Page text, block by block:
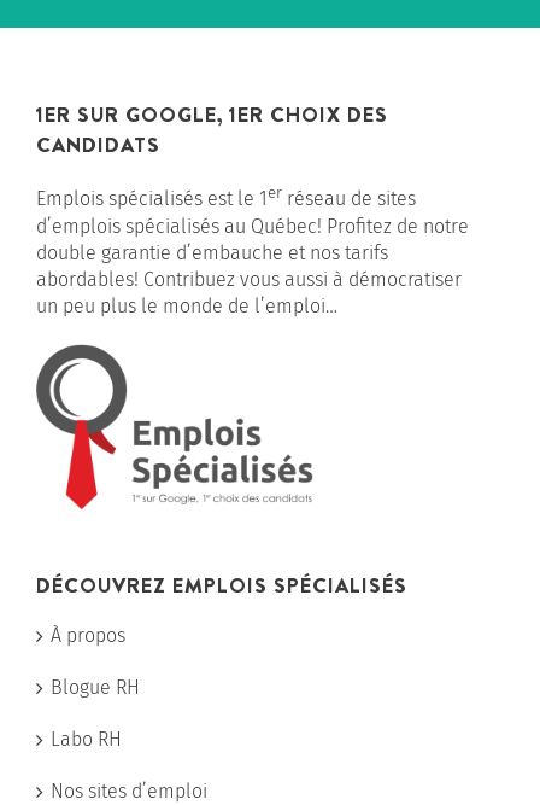
1ER SUR GOOGLE, 1ER CHOIX DES
CANDIDATS
Emplois spécialisés est le 1 er réseau de sites
d’emplois spécialisés au Québec! Profitez de notre
double garantie d’embauche et nos tarifs
abordables! Contribuez vous aussi à démocratiser
un peu plus le monde de l’emploi…
DÉCOUVREZ EMPLOIS SPÉCIALISÉS
À propos
Blogue RH
Labo RH
Nos sites d’emploi